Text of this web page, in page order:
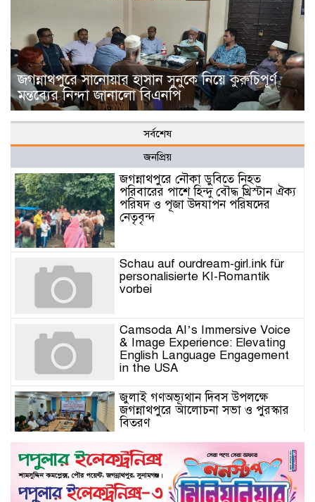
জগন্নাথপুরে সানোয়ার হাসান সুনুকে নিয়ে কুরুচিপূর্ণ
মন্তব্যের নিন্দা জানালো বিএনপি
সর্বশেষ
জনপ্রিয়
জগন্নাথপুরে নৌকা ডুবিতে নিহত
পরিবারের পাশে হিন্দু বৌদ্ধ খ্রিস্টান ঐক্য
পরিষদ ও পূজা উদযাপন পরিষদের
নেতৃবৃন্দ
Schau auf ourdream-girl.ink für
personalisierte KI-Romantik
vorbei
Camsoda AI’s Immersive Voice
& Image Experience: Elevating
English Language Engagement
in the USA
জুলাই গণঅভ্যূথান দিবস উপলক্ষে
জগন্নাথপুরে আলোচনা সভা ও পুরস্কার
বিতরণ
যুক্তরাজ্যে মতবিনিময়সভায় এমপি
কয়ছর এম আহমেদ: জগন্নাথপুর-
শান্তিগঞ্জ আর কখনো অবহেলিত থাকবে
না